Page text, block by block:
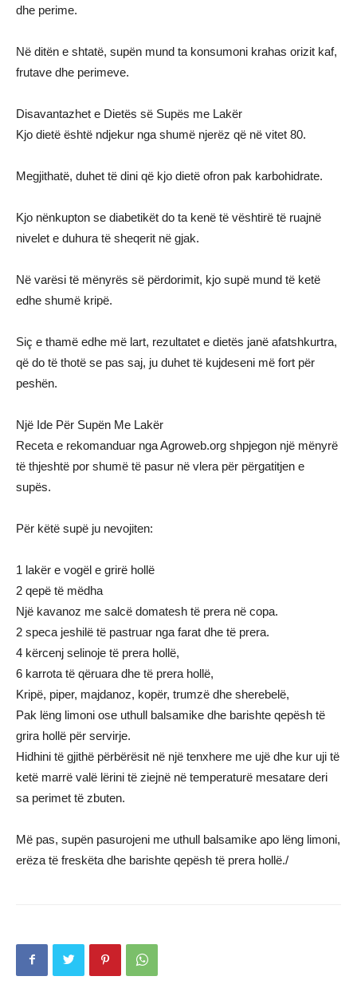
dhe perime.
Në ditën e shtatë, supën mund ta konsumoni krahas orizit kaf,
frutave dhe perimeve.
Disavantazhet e Dietës së Supës me Lakër
Kjo dietë është ndjekur nga shumë njerëz që në vitet 80.
Megjithatë, duhet të dini që kjo dietë ofron pak karbohidrate.
Kjo nënkupton se diabetikët do ta kenë të vështirë të ruajnë
nivelet e duhura të sheqerit në gjak.
Në varësi të mënyrës së përdorimit, kjo supë mund të ketë
edhe shumë kripë.
Siç e thamë edhe më lart, rezultatet e dietës janë afatshkurtra,
që do të thotë se pas saj, ju duhet të kujdeseni më fort për
peshën.
Një Ide Për Supën Me Lakër
Receta e rekomanduar nga Agroweb.org shpjegon një mënyrë
të thjeshtë por shumë të pasur në vlera për përgatitjen e
supës.
Për këtë supë ju nevojiten:
1 lakër e vogël e grirë hollë
2 qepë të mëdha
Një kavanoz me salcë domatesh të prera në copa.
2 speca jeshilë të pastruar nga farat dhe të prera.
4 kërcenj selinoje të prera hollë,
6 karrota të qëruara dhe të prera hollë,
Kripë, piper, majdanoz, kopër, trumzë dhe sherebelë,
Pak lëng limoni ose uthull balsamike dhe barishte qepësh të
grira hollë për servirje.
Hidhini të gjithë përbërësit në një tenxhere me ujë dhe kur uji të
ketë marrë valë lërini të ziejnë në temperaturë mesatare deri
sa perimet të zbuten.
Më pas, supën pasurojeni me uthull balsamike apo lëng limoni,
erëza të freskëta dhe barishte qepësh të prera hollë./